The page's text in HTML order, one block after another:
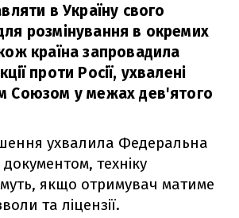
в Україну свого
розмінування в окремих
країна запровадила
проти Росії, ухвалені
Союзом у межах дев'ятого
ухвалила Федеральна
техніку
якщо отримувач матиме
та ліцензії.